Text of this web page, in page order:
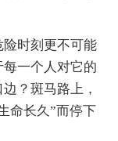
时刻更不可能
一个人对它的
？斑马路上，
命长久”而停下